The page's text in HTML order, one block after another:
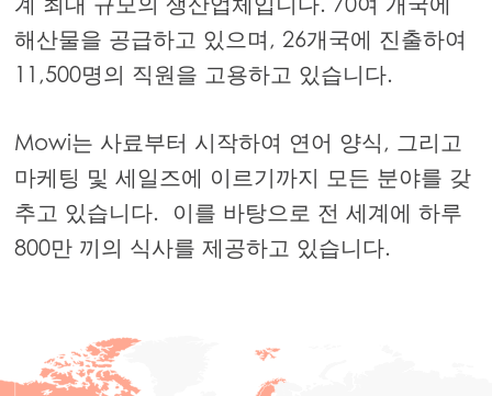
해산물을 공급하고 있으며, 26개국에 진출하여
11,500명의 직원을 고용하고 있습니다.
Mowi는 사료부터 시작하여 연어 양식, 그리고
마케팅 및 세일즈에 이르기까지 모든 분야를 갖
추고 있습니다. 이를 바탕으로 전 세계에 하루
800만 끼의 식사를 제공하고 있습니다.